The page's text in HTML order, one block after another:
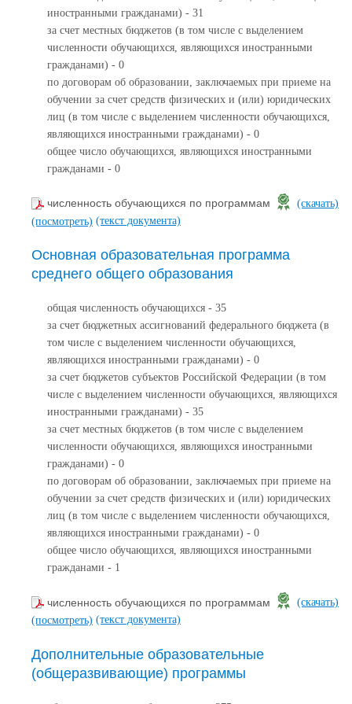
иностранными гражданами) - 31
за счет местных бюджетов (в том числе с выделением
численности обучающихся, являющихся иностранными
гражданами) - 0
по договорам об образовании, заключаемых при приеме на
обучении за счет средств физических и (или) юридических
лиц (в том числе с выделением численности обучающихся,
являющихся иностранными гражданами) - 0
общее число обучающихся, являющихся иностранными
гражданами - 0
численность обучающихся по программам
(скачать)
(посмотреть) (текст документа)
Основная образовательная программа
среднего общего образования
общая численность обучающихся - 35
за счет бюджетных ассигнований федерального бюджета (в
том числе с выделением численности обучающихся,
являющихся иностранными гражданами) - 0
за счет бюджетов субъектов Российской Федерации (в том
числе с выделением численности обучающихся, являющихся
иностранными гражданами) - 35
за счет местных бюджетов (в том числе с выделением
численности обучающихся, являющихся иностранными
гражданами) - 0
по договорам об образовании, заключаемых при приеме на
обучении за счет средств физических и (или) юридических
лиц (в том числе с выделением численности обучающихся,
являющихся иностранными гражданами) - 0
общее число обучающихся, являющихся иностранными
гражданами - 1
численность обучающихся по программам
(скачать)
(посмотреть) (текст документа)
Дополнительные образовательные
(общеразвивающие) программы